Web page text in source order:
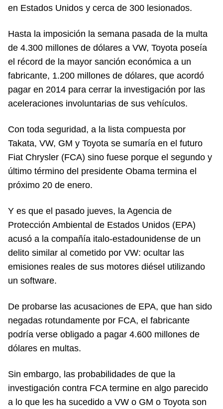
en Estados Unidos y cerca de 300 lesionados.
Hasta la imposición la semana pasada de la multa
de 4.300 millones de dólares a VW, Toyota poseía
el récord de la mayor sanción económica a un
fabricante, 1.200 millones de dólares, que acordó
pagar en 2014 para cerrar la investigación por las
aceleraciones involuntarias de sus vehículos.
Con toda seguridad, a la lista compuesta por
Takata, VW, GM y Toyota se sumaría en el futuro
Fiat Chrysler (FCA) sino fuese porque el segundo y
último término del presidente Obama termina el
próximo 20 de enero.
Y es que el pasado jueves, la Agencia de
Protección Ambiental de Estados Unidos (EPA)
acusó a la compañía italo-estadounidense de un
delito similar al cometido por VW: ocultar las
emisiones reales de sus motores diésel utilizando
un software.
De probarse las acusaciones de EPA, que han sido
negadas rotundamente por FCA, el fabricante
podría verse obligado a pagar 4.600 millones de
dólares en multas.
Sin embargo, las probabilidades de que la
investigación contra FCA termine en algo parecido
a lo que les ha sucedido a VW o GM o Toyota son